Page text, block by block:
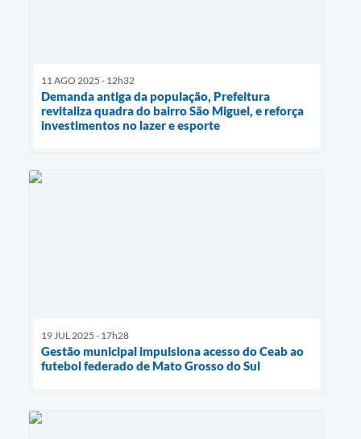
11 AGO 2025 - 12h32
Demanda antiga da população, Prefeitura
revitaliza quadra do bairro São Miguel, e reforça
investimentos no lazer e esporte
19 JUL 2025 - 17h28
Gestão municipal impulsiona acesso do Ceab ao
futebol federado de Mato Grosso do Sul